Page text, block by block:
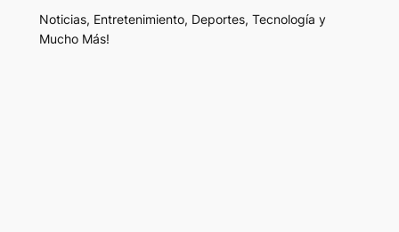
Noticias, Entretenimiento, Deportes, Tecnología y
Mucho Más!